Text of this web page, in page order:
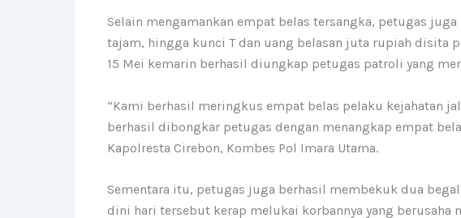
Selain mengamankan empat belas tersangka, petugas
tajam, hingga kunci T dan uang belasan juta rupiah disita
15 Mei kemarin berhasil diungkap petugas patroli yang
“Kami berhasil meringkus empat belas pelaku kejahatan
berhasil dibongkar petugas dengan menangkap empat
Kapolresta Cirebon, Kombes Pol Imara Utama.
Sementara itu, petugas juga berhasil membekuk dua
dini hari tersebut kerap melukai korbannya yang berusaha